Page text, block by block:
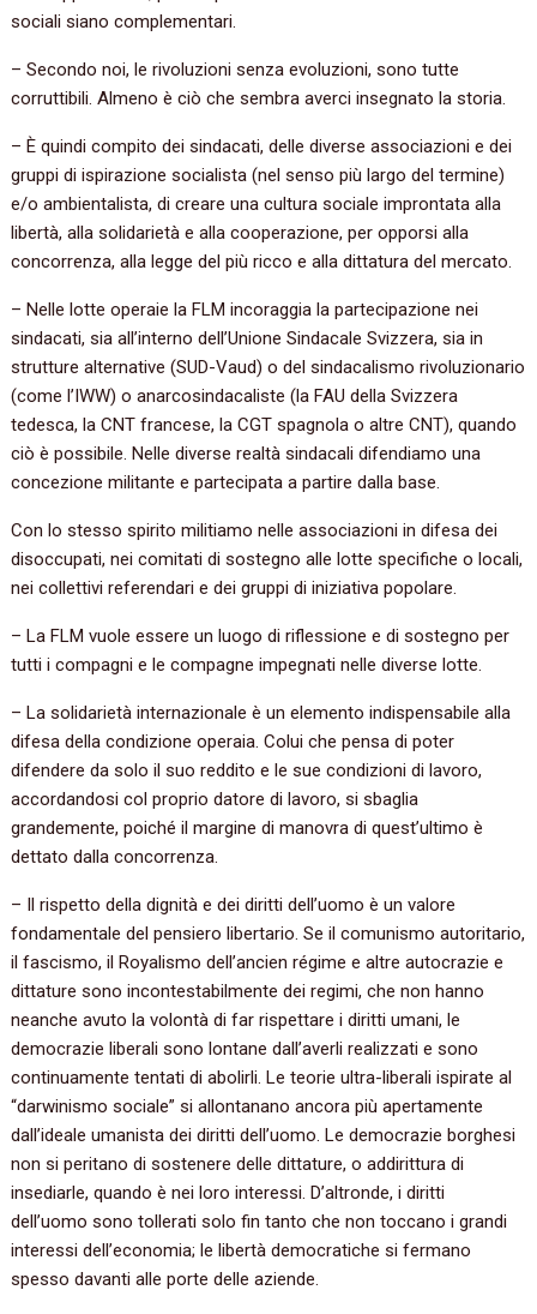
sociali siano complementari.
– Secondo noi, le rivoluzioni senza evoluzioni, sono tutte
corruttibili. Almeno è ciò che sembra averci insegnato la storia.
– È quindi compito dei sindacati, delle diverse associazioni e dei
gruppi di ispirazione socialista (nel senso più largo del termine)
e/o ambientalista, di creare una cultura sociale improntata alla
libertà, alla solidarietà e alla cooperazione, per opporsi alla
concorrenza, alla legge del più ricco e alla dittatura del mercato.
– Nelle lotte operaie la FLM incoraggia la partecipazione nei
sindacati, sia all’interno dell’Unione Sindacale Svizzera, sia in
strutture alternative (SUD-Vaud) o del sindacalismo rivoluzionario
(come l’IWW) o anarcosindacaliste (la FAU della Svizzera
tedesca, la CNT francese, la CGT spagnola o altre CNT), quando
ciò è possibile. Nelle diverse realtà sindacali difendiamo una
concezione militante e partecipata a partire dalla base.
Con lo stesso spirito militiamo nelle associazioni in difesa dei
disoccupati, nei comitati di sostegno alle lotte specifiche o locali,
nei collettivi referendari e dei gruppi di iniziativa popolare.
– La FLM vuole essere un luogo di riflessione e di sostegno per
tutti i compagni e le compagne impegnati nelle diverse lotte.
– La solidarietà internazionale è un elemento indispensabile alla
difesa della condizione operaia. Colui che pensa di poter
difendere da solo il suo reddito e le sue condizioni di lavoro,
accordandosi col proprio datore di lavoro, si sbaglia
grandemente, poiché il margine di manovra di quest’ultimo è
dettato dalla concorrenza.
– Il rispetto della dignità e dei diritti dell’uomo è un valore
fondamentale del pensiero libertario. Se il comunismo autoritario,
il fascismo, il Royalismo dell’ancien régime e altre autocrazie e
dittature sono incontestabilmente dei regimi, che non hanno
neanche avuto la volontà di far rispettare i diritti umani, le
democrazie liberali sono lontane dall’averli realizzati e sono
continuamente tentati di abolirli. Le teorie ultra-liberali ispirate al
“darwinismo sociale” si allontanano ancora più apertamente
dall’ideale umanista dei diritti dell’uomo. Le democrazie borghesi
non si peritano di sostenere delle dittature, o addirittura di
insediarle, quando è nei loro interessi. D’altronde, i diritti
dell’uomo sono tollerati solo fin tanto che non toccano i grandi
interessi dell’economia; le libertà democratiche si fermano
spesso davanti alle porte delle aziende.